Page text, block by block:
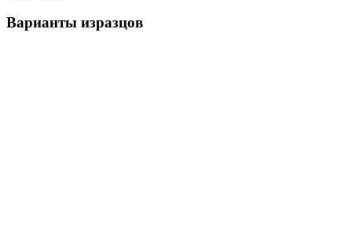
Варианты изразцов